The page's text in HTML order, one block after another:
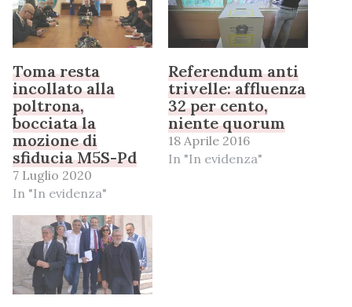
Toma resta
incollato alla
poltrona,
bocciata la
mozione di
sfiducia M5S-Pd
7 Luglio 2020
In "In evidenza"
Referendum anti
trivelle: affluenza
32 per cento,
niente quorum
18 Aprile 2016
In "In evidenza"